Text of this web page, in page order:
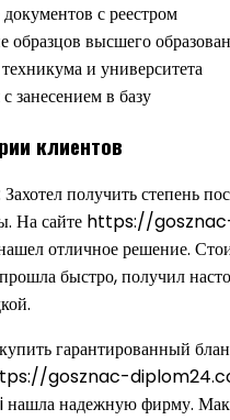
с реестром
образцов высшего
и университета
занесением в базу
клиентов
получить степень
На сайте https://
отличное решение.
быстро, получил
гарантированный
gosznac-
надежную фирму.